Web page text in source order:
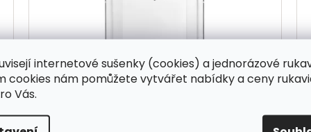
internetové sušenky (cookies) a jednorázové
cookies nám pomůžete vytvářet nabídky a ceny
Vás.